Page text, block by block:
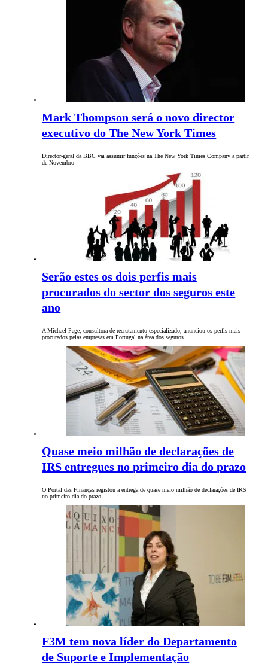
Mark Thompson será o novo director
executivo do The New York Times
Director-geral da BBC vai assumir funções na The New York Times Company a partir
de Novembro
Serão estes os dois perfis mais
procurados do sector dos seguros este
ano
A Michael Page, consultora de recrutamento especializado, anunciou os perfis mais
procurados pelas empresas em Portugal na área dos seguros.…
Quase meio milhão de declarações de
IRS entregues no primeiro dia do prazo
O Portal das Finanças registou a entrega de quase meio milhão de declarações de IRS
no primeiro dia do prazo…
F3M tem nova líder do Departamento
de Suporte e Implementação